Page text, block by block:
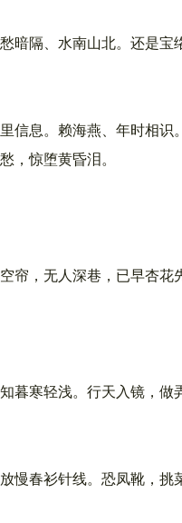
隔、水南山北。还是宝
息。赖海燕、年时相识
惊堕黄昏泪。
，无人深巷，已早杏花先
寒轻浅。行天入镜，做
春衫针线。恐凤靴，挑